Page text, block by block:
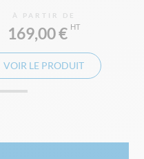
À PARTIR DE
169,00 €
VOIR LE PRODUIT